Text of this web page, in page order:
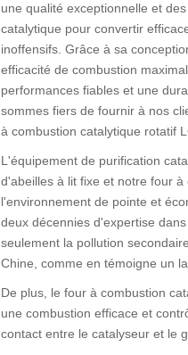
une qualité exceptionnelle et
catalytique pour convertir
inoffensifs. Grâce à sa
efficacité de combustion
performances fiables et une
sommes fiers de fournir à nos
à combustion catalytique rotatif
L'équipement de purification
d'abeilles à lit fixe et notre four
l'environnement de pointe et
deux décennies d'expertise
seulement la pollution
Chine, comme en témoigne un
De plus, le four à combustion
une combustion efficace et
contact entre le catalyseur et le